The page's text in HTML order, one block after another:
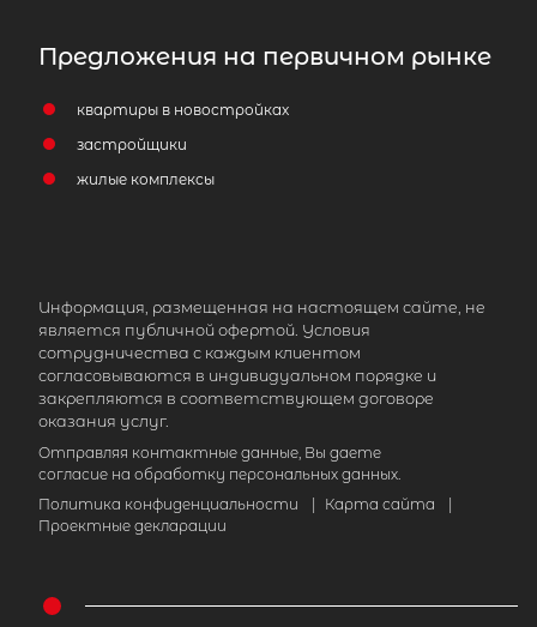
Предложения на первичном рынке
квартиры в новостройках
застройщики
жилые комплексы
Информация, размещенная на настоящем сайте, не
является публичной офертой. Условия
сотрудничества с каждым клиентом
согласовываются в индивидуальном порядке и
закрепляются в соответствующем договоре
оказания услуг.
Отправляя контактные данные, Вы даете
согласие на обработку персональных данных.
Политика конфиденциальности
Карта сайта
Проектные декларации